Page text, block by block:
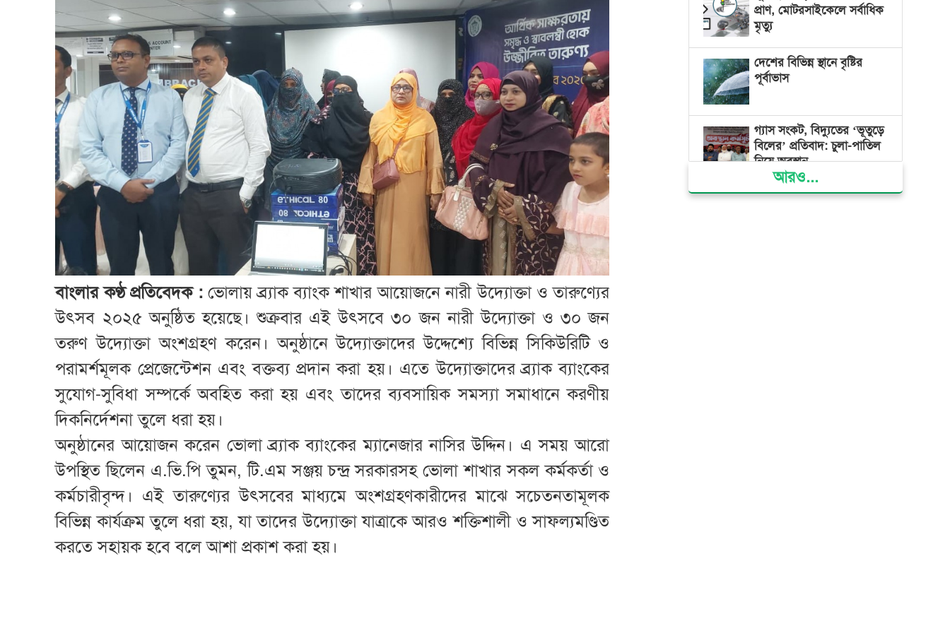
বাংলার কণ্ঠ প্রতিবেদক :ভোলায় ব্র্যাক ব্যাংক শাখার আয়োজনে নারী উদ্যোক্তা ও তারুণ্যের
উৎসব ২০২৫ অনুষ্ঠিত হয়েছে। শুক্রবার এই উৎসবে ৩০ জন নারী উদ্যোক্তা ও ৩০ জন
তরুণ উদ্যোক্তা অংশগ্রহণ করেন। অনুষ্ঠানে উদ্যোক্তাদের উদ্দেশ্যে বিভিন্ন সিকিউরিটি ও
পরামর্শমূলক প্রেজেন্টেশন এবং বক্তব্য প্রদান করা হয়। এতে উদ্যোক্তাদের ব্র্যাক ব্যাংকের
সুযোগ-সুবিধা সম্পর্কে অবহিত করা হয় এবং তাদের ব্যবসায়িক সমস্যা সমাধানে করণীয়
দিকনির্দেশনা তুলে ধরা হয়।
অনুষ্ঠানের আয়োজন করেন ভোলা ব্র্যাক ব্যাংকের ম্যানেজার নাসির উদ্দিন। এ সময় আরো
উপস্থিত ছিলেন এ.ভি.পি তুমন, টি.এম সঞ্জয় চন্দ্র সরকারসহ ভোলা শাখার সকল কর্মকর্তা ও
কর্মচারীবৃন্দ। এই তারুণ্যের উৎসবের মাধ্যমে অংশগ্রহণকারীদের মাঝে সচেতনতামূলক
বিভিন্ন কার্যক্রম তুলে ধরা হয়, যা তাদের উদ্যোক্তা যাত্রাকে আরও শক্তিশালী ও সাফল্যমণ্ডিত
করতে সহায়ক হবে বলে আশা প্রকাশ করা হয়।
প্রাণ, মোটরসাইকেলে সর্বাধিক
মৃত্যু
দেশের বিভিন্ন স্থানে বৃষ্টির
পূর্বাভাস
গ্যাস সংকট, বিদ্যুতের ‘ভূতুড়ে
বিলের’ প্রতিবাদ: চুলা-পাতিল
নিয়ে অবস্থান
ক্ষমতার কেন্দ্র গণভবন থেকে
আরও...